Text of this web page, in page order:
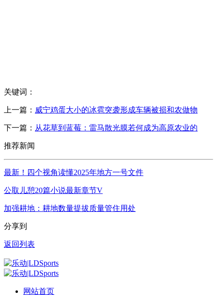
关键词：
上一篇： 威宁鸡蛋大小的冰雹突袭形成车辆被损和农做物
下一篇： 从花草到蓝莓：雷马散光膜若何成为高原农业的
推荐新闻
最新！四个视角读懂2025年地方一号文件
公取儿憩20篇小说最新章节V
加强耕地：耕地数量提拔质量管住用处
分享到
返回列表
网站首页